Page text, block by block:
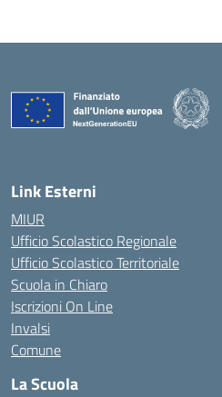
Link Esterni
MIUR
Ufficio Scolastico Regionale
Ufficio Scolastico Territoriale
Scuola in Chiaro
Iscrizioni On Line
Invalsi
Comune
La Scuola